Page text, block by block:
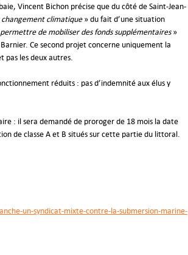
Vincent Bichon précise que du côté de Saint-Jean-
changement climatique» du fait d’une situation
permettre de mobiliser des fonds supplémentaires»
Ce second projet concerne uniquement la
pas les deux autres.
réduits : pas d’indemnité aux élus y
: il sera demandé de proroger de 18 mois la date
de classe A et B situés sur cette partie du littoral.
un-syndicat-mixte-contre-la-submersion-marine-